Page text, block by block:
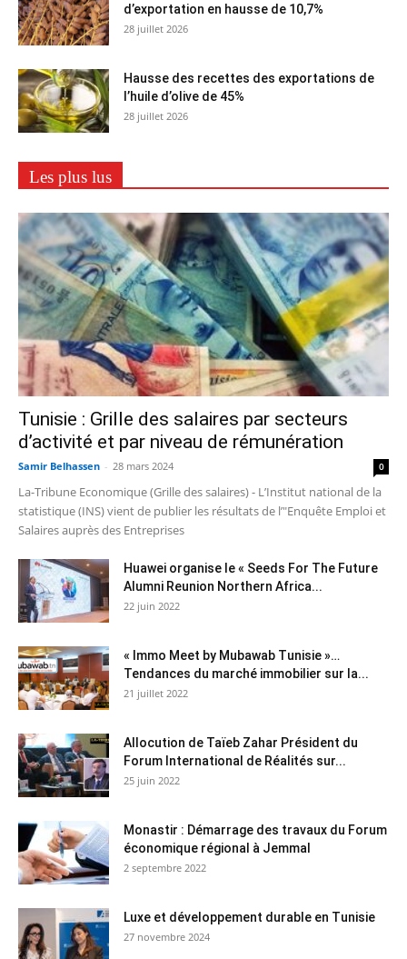
d’exportation en hausse de 10,7%
28 juillet 2026
Hausse des recettes des exportations de
l’huile d’olive de 45%
28 juillet 2026
Les plus lus
Tunisie : Grille des salaires par secteurs
d’activité et par niveau de rémunération
Samir Belhassen - 28 mars 2024 0
La-Tribune Economique (Grille des salaires) - L’Institut national de la
statistique (INS) vient de publier les résultats de l’"Enquête Emploi et
Salaires auprès des Entreprises
Huawei organise le « Seeds For The Future
Alumni Reunion Northern Africa...
22 juin 2022
« Immo Meet by Mubawab Tunisie »…
Tendances du marché immobilier sur la...
21 juillet 2022
Allocution de Taïeb Zahar Président du
Forum International de Réalités sur...
25 juin 2022
Monastir : Démarrage des travaux du Forum
économique régional à Jemmal
2 septembre 2022
Luxe et développement durable en Tunisie
27 novembre 2024